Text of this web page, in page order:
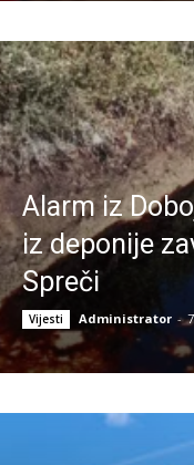
Alarm iz
iz deponije
Spreči
Vijesti Administrator -